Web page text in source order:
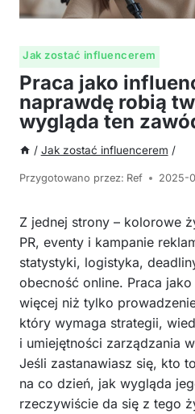
Jak zostać influencerem
Praca jako
naprawdę robią
wygląda ten
/ Jak zostać influencerem /
Przygotowano przez: Ref 2025-
Z jednej strony – kolorowe
PR, eventy i kampanie
statystyki, logistyka,
obecność online. Praca
więcej niż tylko
który wymaga strategii,
i umiejętności zarządzania
Jeśli zastanawiasz się, kto
na co dzień, jak wygląda
rzeczywiście da się z tego